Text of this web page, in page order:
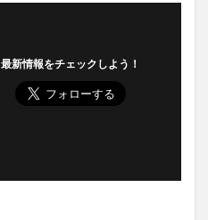
最新情報をチェックしよう！